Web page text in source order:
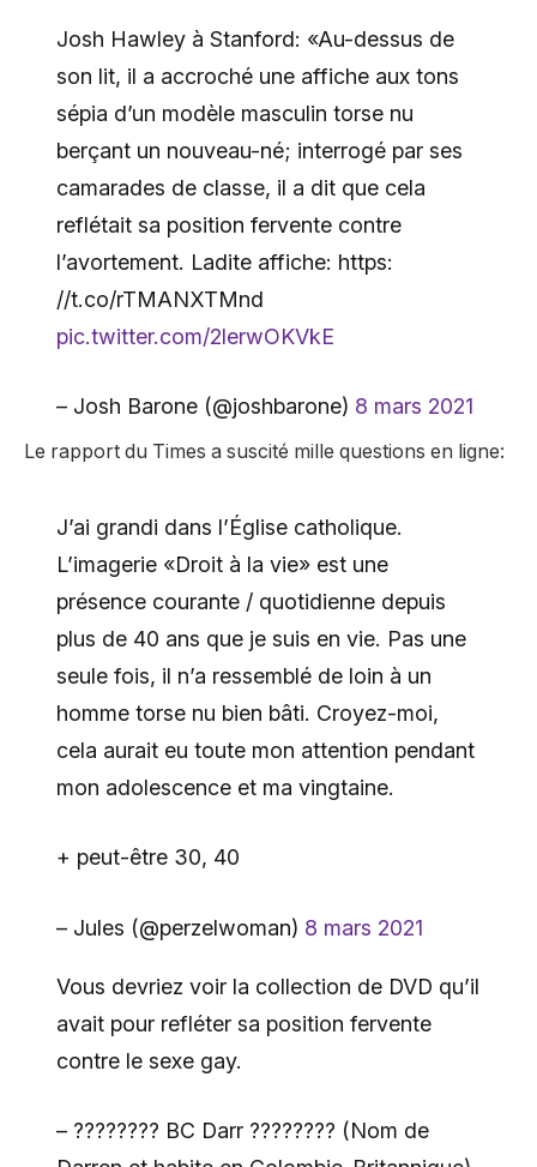
Josh Hawley à Stanford: «Au-dessus de
son lit, il a accroché une affiche aux tons
sépia d’un modèle masculin torse nu
berçant un nouveau-né; interrogé par ses
camarades de classe, il a dit que cela
reflétait sa position fervente contre
l’avortement. Ladite affiche: https:
//t.co/rTMANXTMnd
pic.twitter.com/2lerwOKVkE
– Josh Barone (@joshbarone) 8 mars 2021
Le rapport du Times a suscité mille questions en ligne:
J’ai grandi dans l’Église catholique.
L’imagerie «Droit à la vie» est une
présence courante / quotidienne depuis
plus de 40 ans que je suis en vie. Pas une
seule fois, il n’a ressemblé de loin à un
homme torse nu bien bâti. Croyez-moi,
cela aurait eu toute mon attention pendant
mon adolescence et ma vingtaine.
+ peut-être 30, 40
– Jules (@perzelwoman) 8 mars 2021
Vous devriez voir la collection de DVD qu’il
avait pour refléter sa position fervente
contre le sexe gay.
– ???????? BC Darr ????️‍???? (Nom de